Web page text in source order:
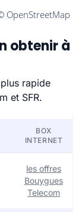
obtenir à
rapide
et SFR.
BOX
INTERNET
les offres
Bouygues
Telecom